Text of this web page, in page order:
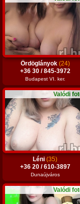
Ördöglányok (24)
+36 30 / 845-3972
Budapest VI. ker.
Valódi
Léni(35)
+36 20 / 610-3897
Dunaújváros
Valódi